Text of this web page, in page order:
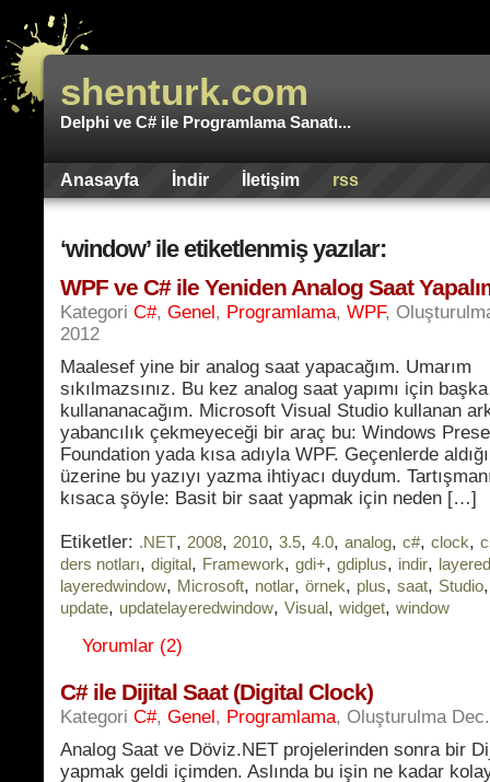
shenturk.com
Delphi ve C# ile Programlama Sanatı...
Anasayfa İndir İletişim rss
‘window’ ile etiketlenmiş yazılar:
WPF ve C# ile Yeniden Analog Saat
Kategori C#, Genel, Programlama, WPF,
2012
Maalesef yine bir analog saat yapacağım. Umarım
sıkılmazsınız. Bu kez analog saat yapımı için
kullananacağım. Microsoft Visual Studio kullanan
yabancılık çekmeyeceği bir araç bu: Windows
Foundation yada kısa adıyla WPF. Geçenlerde
üzerine bu yazıyı yazma ihtiyacı duydum.
kısaca şöyle: Basit bir saat yapmak için neden […]
Etiketler: .NET, 2008, 2010, 3.5, 4.0, analog, c#, clock,
ders notları, digital, Framework, gdi+, gdiplus, indir, layered
layeredwindow, Microsoft, notlar, örnek, plus, saat, Studio
update, updatelayeredwindow, Visual, widget, window
Yorumlar (2)
C# ile Dijital Saat (Digital Clock)
Kategori C#, Genel, Programlama, Oluşturulma
Analog Saat ve Döviz.NET projelerinden sonra bir
yapmak geldi içimden. Aslında bu işin ne kadar